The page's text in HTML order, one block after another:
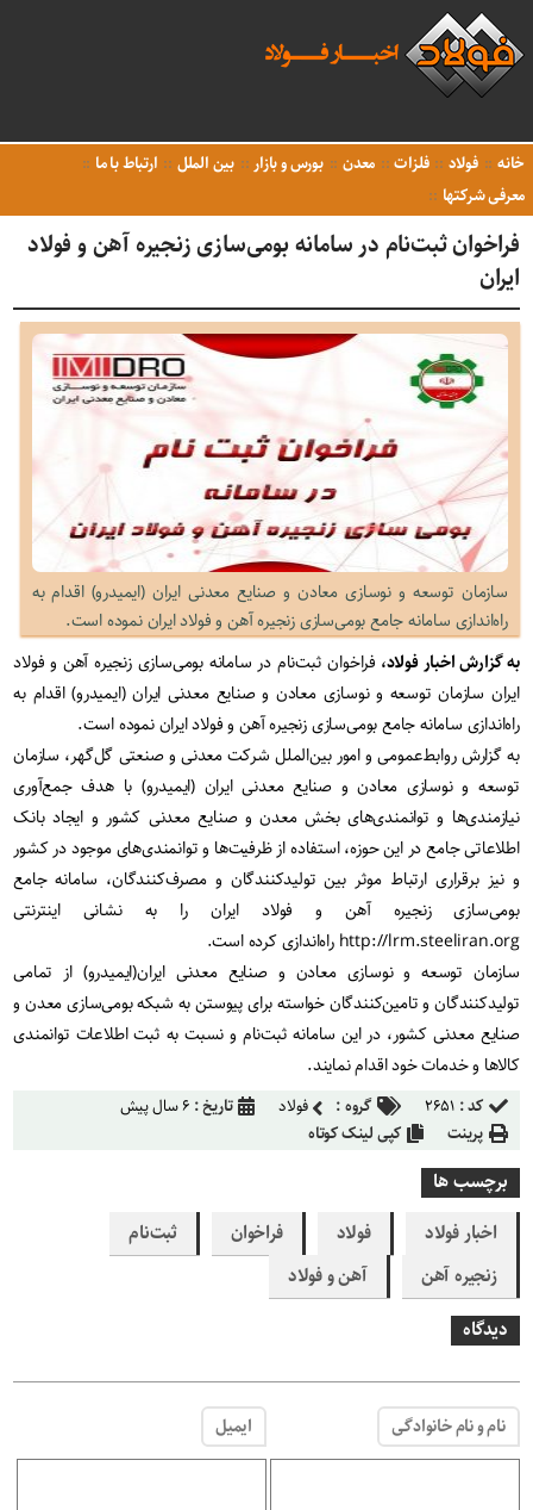
خانه فولاد فلزات معدن بورس و بازار بین الملل
ارتباط با ما
معرفی شرکتها
فراخوان ثبت‌نام در سامانه بومی‌سازی زنجیره آهن و فولاد
ایران
سازمان توسعه و نوسازی معادن و صنایع معدنی ایران (ایمیدرو) اقدام به
راه‌اندازی سامانه جامع بومی‌سازی زنجیره آهن و فولاد ایران نموده است.
به گزارش اخبار فولاد، فراخوان ثبت‌نام در سامانه بومی‌سازی زنجیره آهن و فولاد
ایران سازمان توسعه و نوسازی معادن و صنایع معدنی ایران (ایمیدرو) اقدام به
راه‌اندازی سامانه جامع بومی‌سازی زنجیره آهن و فولاد ایران نموده است.
به گزارش روابط‌عمومی و امور بین‌الملل شرکت معدنی و صنعتی گل‌گهر، سازمان
توسعه و نوسازی معادن و صنایع معدنی ایران (ایمیدرو) با هدف جمع‌آوری
نیازمندی‌ها و توانمندی‌های بخش معدن و صنایع معدنی کشور و ایجاد بانک
اطلاعاتی جامع در این حوزه، استفاده از ظرفیت‌ها و توانمندی‌های موجود در کشور
و نیز برقراری ارتباط موثر بین تولیدکنندگان و مصرف‌کنندگان، سامانه جامع
بومی‌سازی زنجیره آهن و فولاد ایران را به نشانی اینترنتی
http://lrm.steeliran.org راه‌اندازی کرده است.
سازمان توسعه و نوسازی معادن و صنایع معدنی ایران(ایمیدرو) از تمامی
تولید‌کنندگان و تامین‌کنندگان خواسته برای پیوستن به شبکه بومی‌سازی معدن و
صنایع معدنی کشور، در این سامانه ثبت‌نام و نسبت به ثبت اطلاعات توانمندی
کالاها و خدمات خود اقدام نمایند.
کد : ۲۶۵۱ گروه : فولاد تاریخ : ۶ سال پیش
پرینت
کپی لینک کوتاه
برچسب ها
اخبار فولاد
فولاد فراخوان
ثبت‌نام
زنجیره آهن
آهن و فولاد
دیدگاه
نام و نام خانوادگی ایمیل